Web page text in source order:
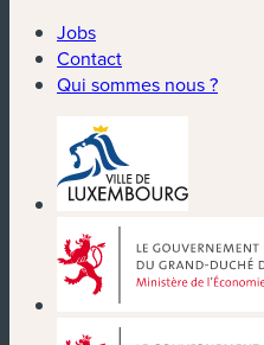
Jobs
Contact
Qui sommes nous ?